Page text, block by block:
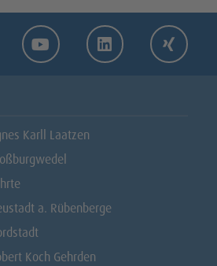
Youtube LinkedIn Xing
Karll Laatzen
a. Rübenberge
Koch Gehrden